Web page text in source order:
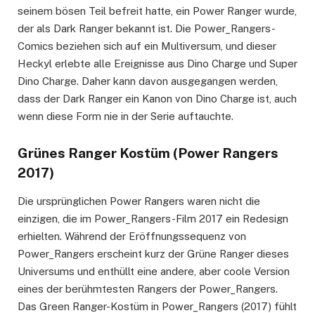
seinem bösen Teil befreit hatte, ein Power Ranger wurde,
der als Dark Ranger bekannt ist. Die Power_Rangers-
Comics beziehen sich auf ein Multiversum, und dieser
Heckyl erlebte alle Ereignisse aus Dino Charge und Super
Dino Charge. Daher kann davon ausgegangen werden,
dass der Dark Ranger ein Kanon von Dino Charge ist, auch
wenn diese Form nie in der Serie auftauchte.
Grünes Ranger Kostüm (Power Rangers
2017)
Die ursprünglichen Power Rangers waren nicht die
einzigen, die im Power_Rangers-Film 2017 ein Redesign
erhielten. Während der Eröffnungssequenz von
Power_Rangers erscheint kurz der Grüne Ranger dieses
Universums und enthüllt eine andere, aber coole Version
eines der berühmtesten Rangers der Power_Rangers.
Das Green Ranger-Kostüm in Power_Rangers (2017) fühlt